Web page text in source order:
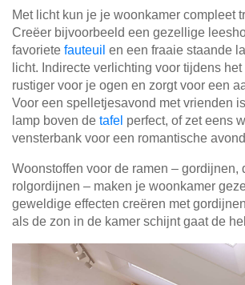
Met licht kun je je woonkamer compleet
Creëer bijvoorbeeld een gezellige
favoriete fauteuil en een fraaie staande
licht. Indirecte verlichting voor tijdens
rustiger voor je ogen en zorgt voor een
Voor een spelletjesavond met vrienden
lamp boven de tafel perfect, of zet eens
vensterbank voor een romantische
Woonstoffen voor de ramen – gordijnen,
rolgordijnen – maken je woonkamer
geweldige effecten creëren met
als de zon in de kamer schijnt gaat de